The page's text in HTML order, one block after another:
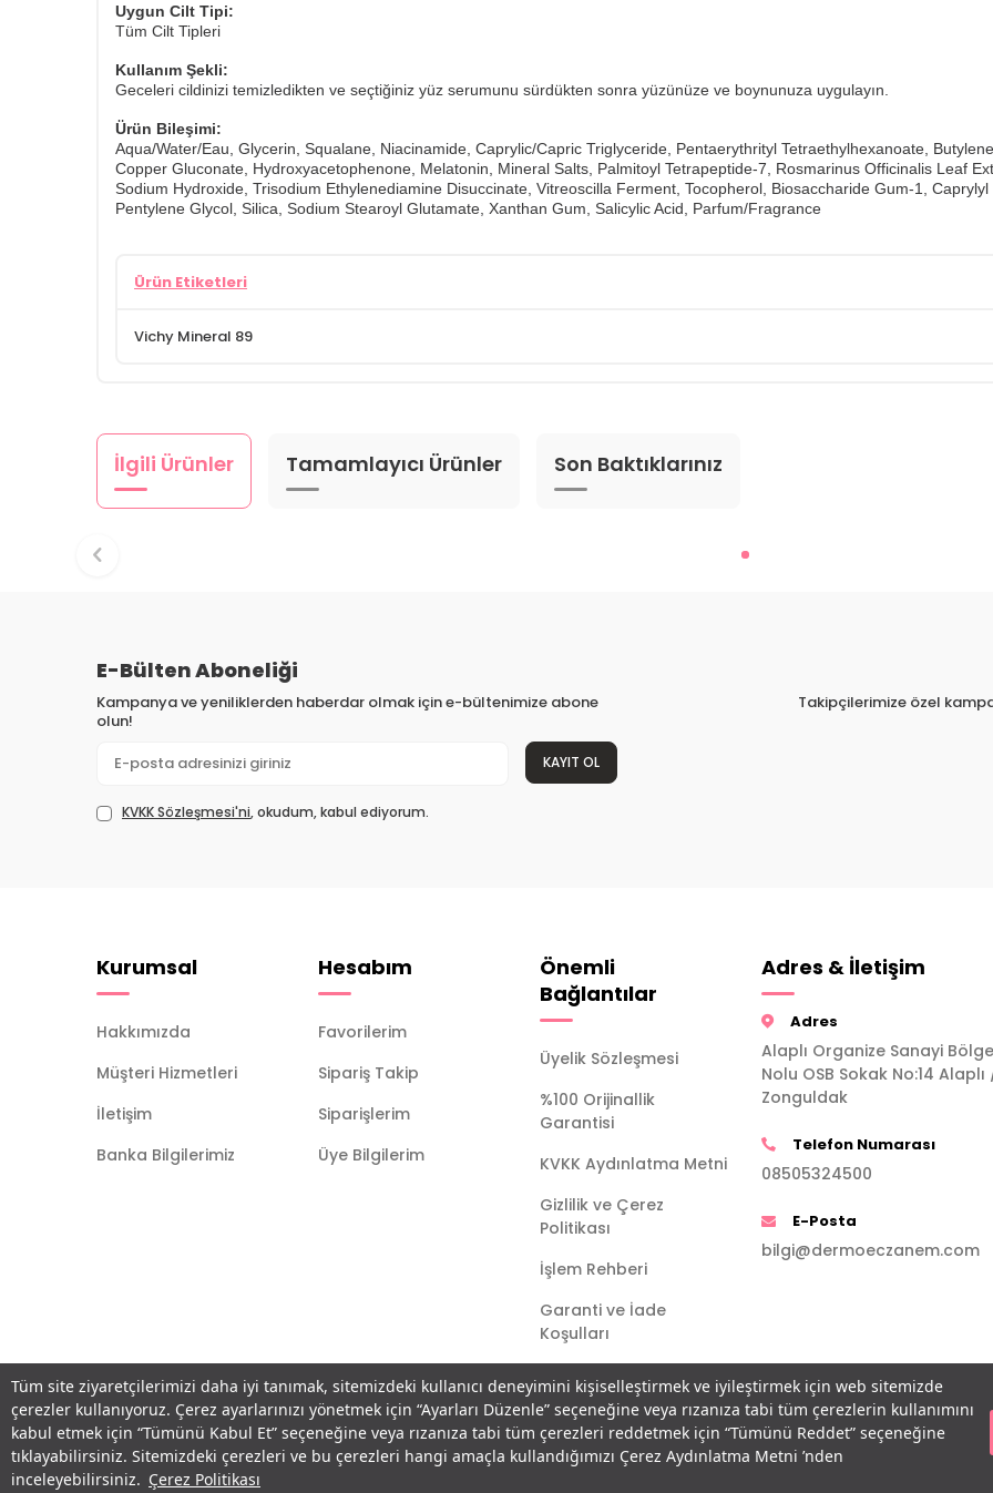
Tüm site ziyaretçilerimizi daha iyi tanımak, sitemizdeki kullanıcı deneyimini kişiselleştirmek ve iyileştirmek için web sitemizde
çerezler kullanıyoruz. Çerez ayarlarınızı yönetmek için “Ayarları Düzenle” seçeneğine veya rızanıza tabi tüm çerezlerin kullanımını
kabul etmek için “Tümünü Kabul Et” seçeneğine veya rızanıza tabi tüm çerezleri reddetmek için “Tümünü Reddet” seçeneğine
tıklayabilirsiniz. Sitemizdeki çerezleri ve bu çerezleri hangi amaçla kullandığımızı Çerez Aydınlatma Metni ’nden
inceleyebilirsiniz. Çerez Politikası
Uygun Cilt Tipi:
Tüm Cilt Tipleri
Kullanım Şekli:
Geceleri cildinizi temizledikten ve seçtiğiniz yüz serumunu sürdükten sonra yüzünüze ve boynunuza uygulayın.
Ürün Bileşimi:
Aqua/​Water/​Eau, Glycerin, Squalane, Niacinamide, Caprylic/​Capric Triglyceride, Pentaerythrityl Tetraethylhexanoate,
Copper Gluconate, Hydroxyacetophenone, Melatonin, Mineral Salts, Palmitoyl Tetrapeptide-7, Rosmarinus Officinalis Leaf
Sodium Hydroxide, Trisodium Ethylenediamine Disuccinate, Vitreoscilla Ferment, Tocopherol, Biosaccharide Gum-1,
Pentylene Glycol, Silica, Sodium Stearoyl Glutamate, Xanthan Gum, Salicylic Acid, Parfum/​Fragrance
Ürün Etiketleri
Vichy Mineral 89
İlgili Ürünler Tamamlayıcı Ürünler Son Baktıklarınız
E-Bülten Aboneliği
Kampanya ve yeniliklerden haberdar olmak için e-bültenimize abone
olun!
KAYIT OL
KVKK Sözleşmesi'ni, okudum, kabul ediyorum.
Takipçilerimize özel
Kurumsal
Hakkımızda
Müşteri Hizmetleri
İletişim
Banka Bilgilerimiz
Hesabım
Favorilerim
Sipariş Takip
Siparişlerim
Üye Bilgilerim
Önemli
Bağlantılar
Üyelik Sözleşmesi
%100 Orijinallik
Garantisi
KVKK Aydınlatma Metni
Gizlilik ve Çerez
Politikası
İşlem Rehberi
Garanti ve İade
Koşulları
Adres & İletişim
Adres
Alaplı Organize Sanayi
Nolu OSB Sokak No:14 Alaplı
Zonguldak
Telefon Numarası
08505324500
E-Posta
bilgi@dermoeczanem.com